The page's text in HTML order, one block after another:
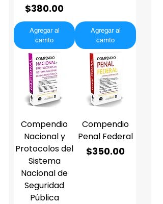
Precio
$380.00
Agregar al
carrito
Agregar al
carrito
Compendio
Nacional y
Protocolos del
Sistema
Nacional de
Seguridad
Pública
Compendio
Penal Federal
Precio
$350.00